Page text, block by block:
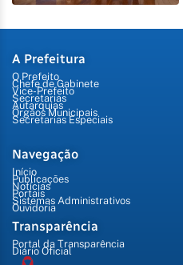
A Prefeitura
O Prefeito
Chefe de Gabinete
Vice-Prefeito
Secretarias
Autarquias
Órgãos Municipais
Secretarias Especiais
Navegação
Início
Publicações
Notícias
Portais
Sistemas Administrativos
Ouvidoria
Transparência
Portal da Transparência
Diário Oficial